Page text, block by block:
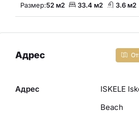
Размер:52 м2 33.4 м2 3.6 м2
Адрес
Адрес
ISKELE
Beach